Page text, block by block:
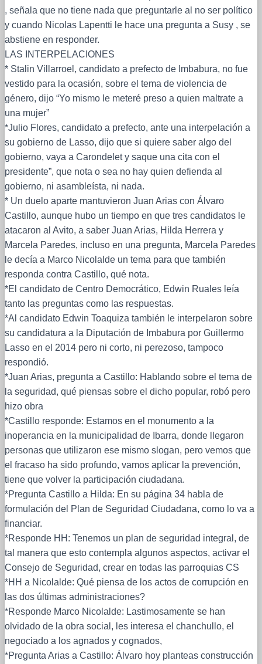
, señala que no tiene nada que preguntarle al no ser político
y cuando Nicolas Lapentti le hace una pregunta a Susy , se
abstiene en responder.
LAS INTERPELACIONES
* Stalin Villarroel, candidato a prefecto de Imbabura, no fue
vestido para la ocasión, sobre el tema de violencia de
género, dijo “Yo mismo le meteré preso a quien maltrate a
una mujer”
*Julio Flores, candidato a prefecto, ante una interpelación a
su gobierno de Lasso, dijo que si quiere saber algo del
gobierno, vaya a Carondelet y saque una cita con el
presidente”, que nota o sea no hay quien defienda al
gobierno, ni asambleísta, ni nada.
* Un duelo aparte mantuvieron Juan Arias con Álvaro
Castillo, aunque hubo un tiempo en que tres candidatos le
atacaron al Avito, a saber Juan Arias, Hilda Herrera y
Marcela Paredes, incluso en una pregunta, Marcela Paredes
le decía a Marco Nicolalde un tema para que también
responda contra Castillo, qué nota.
*El candidato de Centro Democrático, Edwin Ruales leía
tanto las preguntas como las respuestas.
*Al candidato Edwin Toaquiza también le interpelaron sobre
su candidatura a la Diputación de Imbabura por Guillermo
Lasso en el 2014 pero ni corto, ni perezoso, tampoco
respondió.
*Juan Arias, pregunta a Castillo: Hablando sobre el tema de
la seguridad, qué piensas sobre el dicho popular, robó pero
hizo obra
*Castillo responde: Estamos en el monumento a la
inoperancia en la municipalidad de Ibarra, donde llegaron
personas que utilizaron ese mismo slogan, pero vemos que
el fracaso ha sido profundo, vamos aplicar la prevención,
tiene que volver la participación ciudadana.
*Pregunta Castillo a Hilda: En su página 34 habla de
formulación del Plan de Seguridad Ciudadana, como lo va a
financiar.
*Responde HH: Tenemos un plan de seguridad integral, de
tal manera que esto contempla algunos aspectos, activar el
Consejo de Seguridad, crear en todas las parroquias CS
*HH a Nicolalde: Qué piensa de los actos de corrupción en
las dos últimas administraciones?
*Responde Marco Nicolalde: Lastimosamente se han
olvidado de la obra social, les interesa el chanchullo, el
negociado a los agnados y cognados,
*Pregunta Arias a Castillo: Álvaro hoy planteas construcción